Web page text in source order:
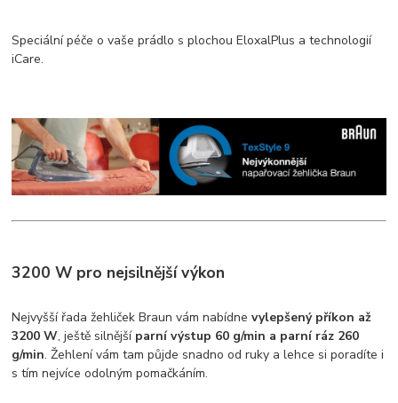
Speciální péče o vaše prádlo s plochou EloxalPlus a technologií
iCare.
3200 W pro nejsilnější výkon
Nejvyšší řada žehliček Braun vám nabídne vylepšený příkon až
3200 W, ještě silnějšíparní výstup 60 g/min a parní ráz 260
g/min. Žehlení vám tam půjde snadno od ruky a lehce si poradíte i
s tím nejvíce odolným pomačkáním.